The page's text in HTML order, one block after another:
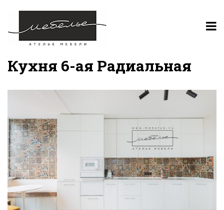
Кухня 6-ая Радиальная